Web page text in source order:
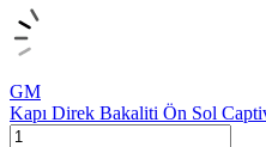
GM
Kapı Direk Bakaliti Ön Sol